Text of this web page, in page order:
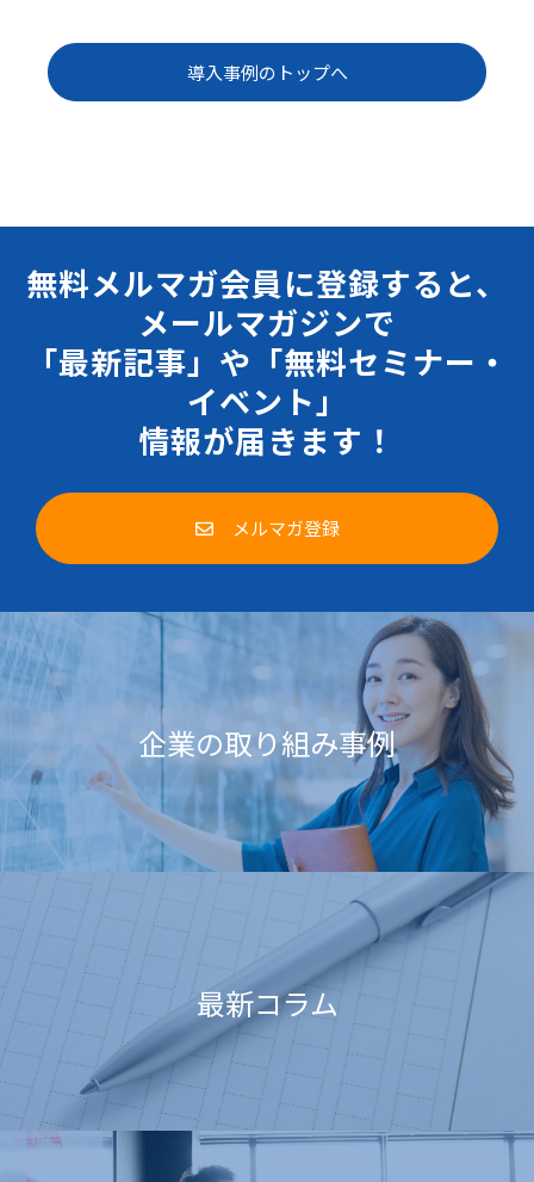
導入事例のトップへ
無料メルマガ会員に登録すると、
メールマガジンで
「最新記事」や「無料セミナー・
イベント」
情報が届きます！
メルマガ登録
企業の取り組み事例
最新コラム